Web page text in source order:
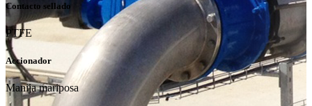
Contacto sellado
PTFE
Accionador
Manija mariposa